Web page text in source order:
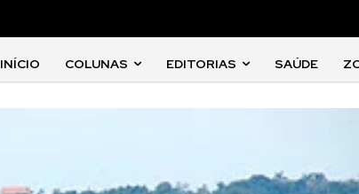
INÍCIO COLUNAS EDITORIAS SAÚDE